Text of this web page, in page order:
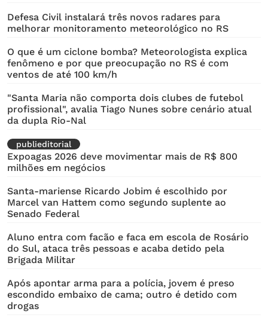
Defesa Civil instalará três novos radares para
melhorar monitoramento meteorológico no RS
O que é um ciclone bomba? Meteorologista explica
fenômeno e por que preocupação no RS é com
ventos de até 100 km/h
"Santa Maria não comporta dois clubes de futebol
profissional", avalia Tiago Nunes sobre cenário atual
da dupla Rio-Nal
publieditorial
Expoagas 2026 deve movimentar mais de R$ 800
milhões em negócios
Santa-mariense Ricardo Jobim é escolhido por
Marcel van Hattem como segundo suplente ao
Senado Federal
Aluno entra com facão e faca em escola de Rosário
do Sul, ataca três pessoas e acaba detido pela
Brigada Militar
Após apontar arma para a polícia, jovem é preso
escondido embaixo de cama; outro é detido com
drogas